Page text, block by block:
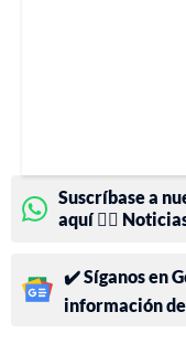
Suscríbase a
aquí 👉🏻
✔️ Síganos en
información